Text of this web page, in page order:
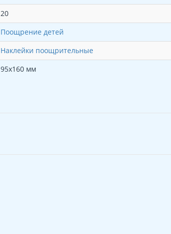
20
Поощрение детей
Наклейки поощрительные
95х160 мм